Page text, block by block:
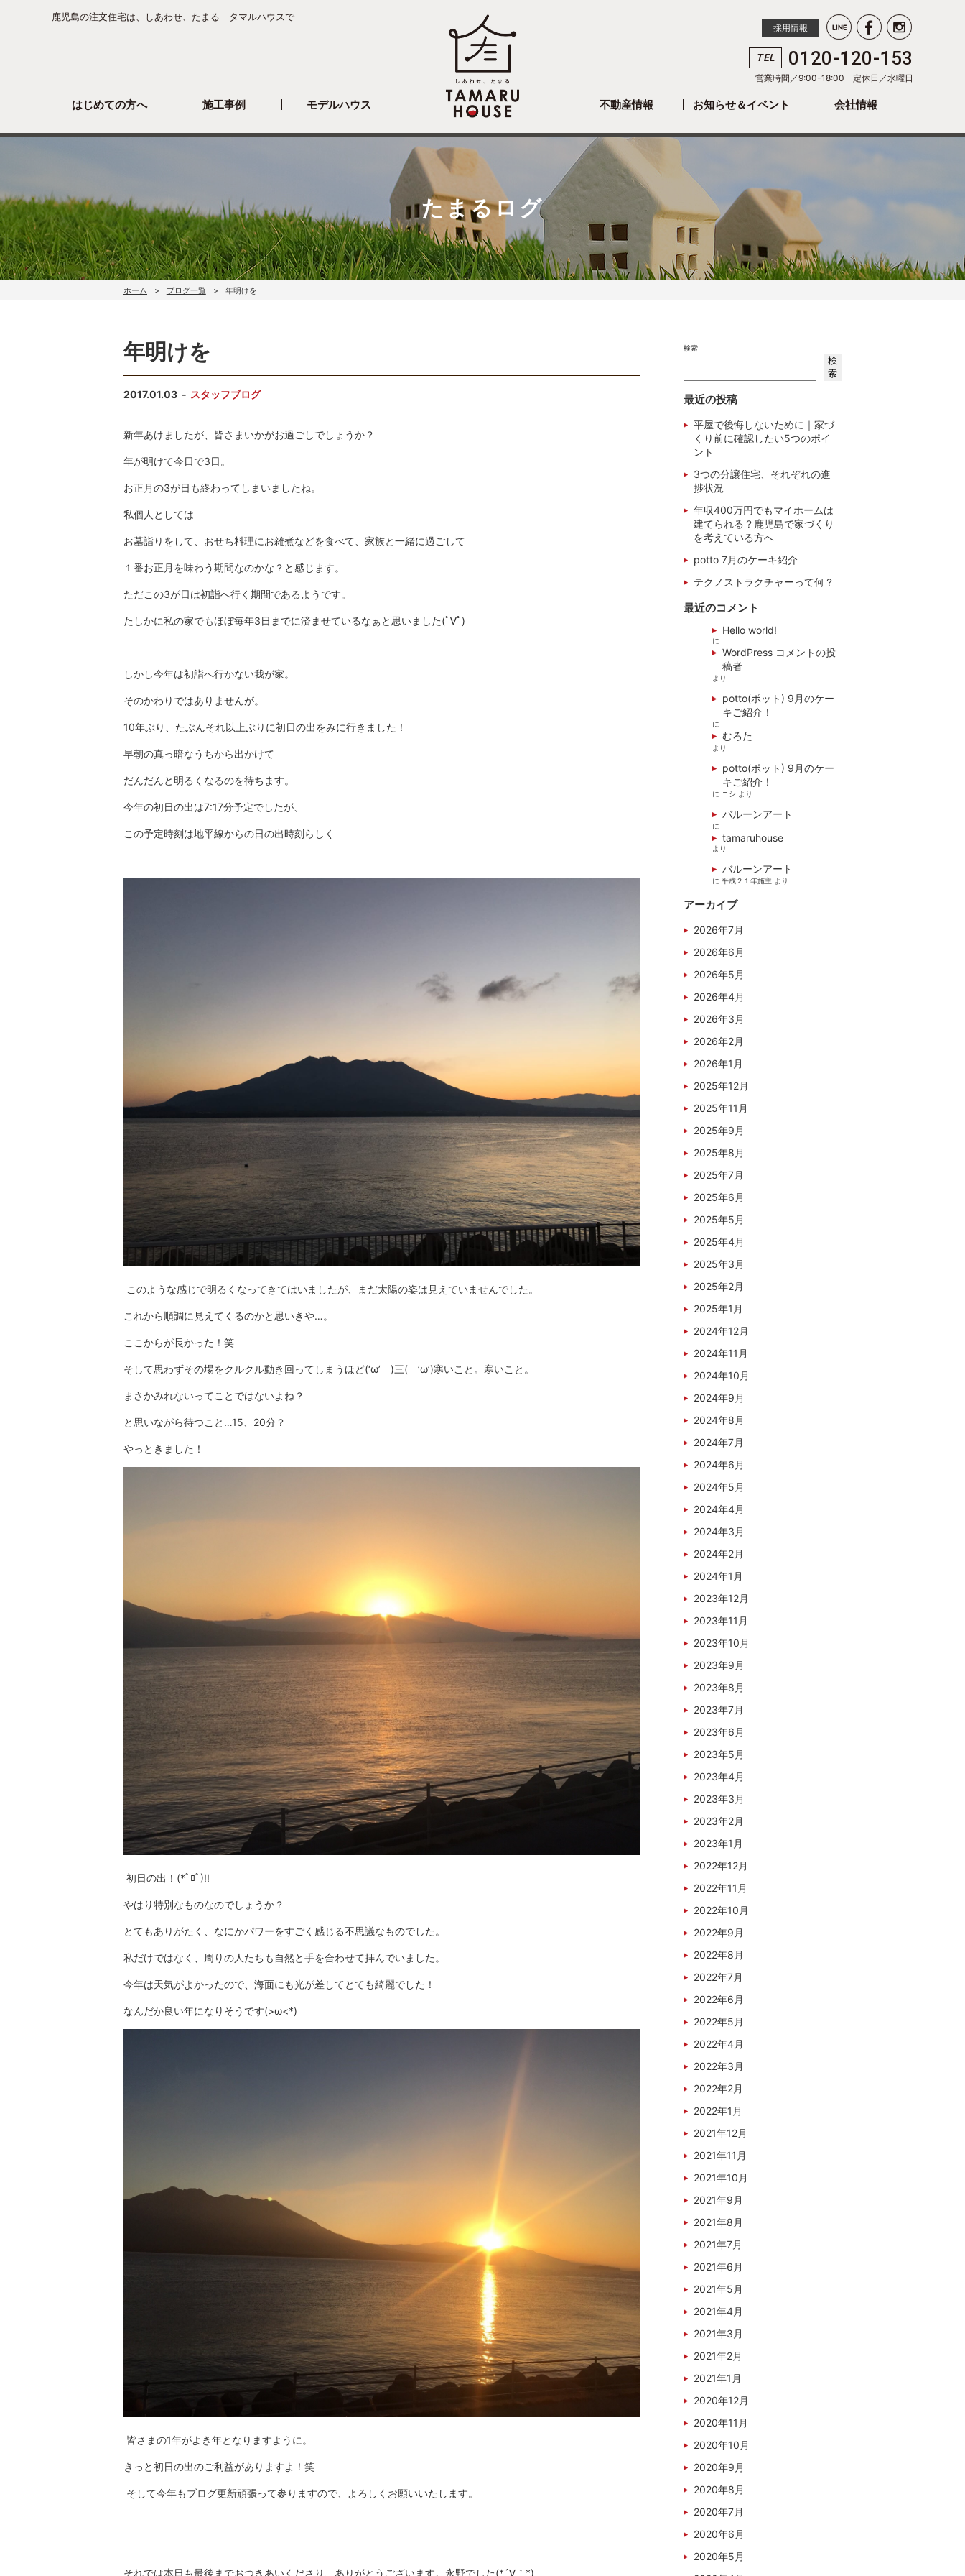
鹿児島の注文住宅は、しあわせ、たまる タマルハウスで
採用情報
TEL 0120-120-153
営業時間／9:00-18:00 定休日／水曜日
はじめての方へ 施工事例 モデルハウス 不動産情報 お知らせ＆イベント 会社情報
たまるログ
ホーム ブログ一覧 年明けを
年明けを
2017.01.03 スタッフブログ
新年あけましたが、皆さまいかがお過ごしでしょうか？
年が明けて今日で3日。
お正月の3が日も終わってしまいましたね。
私個人としては
お墓詣りをして、おせち料理にお雑煮などを食べて、家族と一緒に過ごして
１番お正月を味わう期間なのかな？と感じます。
ただこの3が日は初詣へ行く期間であるようです。
たしかに私の家でもほぼ毎年3日までに済ませているなぁと思いました(ﾟ∀ﾟ)
しかし今年は初詣へ行かない我が家。
そのかわりではありませんが。
10年ぶり、たぶんそれ以上ぶりに初日の出をみに行きました！
早朝の真っ暗なうちから出かけて
だんだんと明るくなるのを待ちます。
今年の初日の出は7:17分予定でしたが、
この予定時刻は地平線からの日の出時刻らしく
このような感じで明るくなってきてはいましたが、まだ太陽の姿は見えていませんでした。
これから順調に見えてくるのかと思いきや…。
ここからが長かった！笑
そして思わずその場をクルクル動き回ってしまうほど(‘ω’ )三( ’ω’)寒いこと。寒いこと。
まさかみれないってことではないよね？
と思いながら待つこと…15、20分？
やっときました！
初日の出！(*ﾟﾛﾟ)!!
やはり特別なものなのでしょうか？
とてもありがたく、なにかパワーをすごく感じる不思議なものでした。
私だけではなく、周りの人たちも自然と手を合わせて拝んでいました。
今年は天気がよかったので、海面にも光が差してとても綺麗でした！
なんだか良い年になりそうです(>ω<*)
皆さまの1年がよき年となりますように。
きっと初日の出のご利益がありますよ！笑
そして今年もブログ更新頑張って参りますので、よろしくお願いいたします。
それでは本日も最後までおつきあいくださり、ありがとうございます。永野でした(*´∀｀*)
検索
検
索
最近の投稿
平屋で後悔しないために｜家づ
くり前に確認したい5つのポイ
ント
3つの分譲住宅、それぞれの進
捗状況
年収400万円でもマイホームは
建てられる？鹿児島で家づくり
を考えている方へ
potto 7月のケーキ紹介
テクノストラクチャーって何？
最近のコメント
Hello world!
に
WordPress コメントの投
稿者
より
potto(ポット) 9月のケー
キご紹介！
に
むろた
より
potto(ポット) 9月のケー
キご紹介！
に ニシ より
バルーンアート
に
tamaruhouse
より
バルーンアート
に 平成２１年施主 より
アーカイブ
2026年7月
2026年6月
2026年5月
2026年4月
2026年3月
2026年2月
2026年1月
2025年12月
2025年11月
2025年9月
2025年8月
2025年7月
2025年6月
2025年5月
2025年4月
2025年3月
2025年2月
2025年1月
2024年12月
2024年11月
2024年10月
2024年9月
2024年8月
2024年7月
2024年6月
2024年5月
2024年4月
2024年3月
2024年2月
2024年1月
2023年12月
2023年11月
2023年10月
2023年9月
2023年8月
2023年7月
2023年6月
2023年5月
2023年4月
2023年3月
2023年2月
2023年1月
2022年12月
2022年11月
2022年10月
2022年9月
2022年8月
2022年7月
2022年6月
2022年5月
2022年4月
2022年3月
2022年2月
2022年1月
2021年12月
2021年11月
2021年10月
2021年9月
2021年8月
2021年7月
2021年6月
2021年5月
2021年4月
2021年3月
2021年2月
2021年1月
2020年12月
2020年11月
2020年10月
2020年9月
2020年8月
2020年7月
2020年6月
2020年5月